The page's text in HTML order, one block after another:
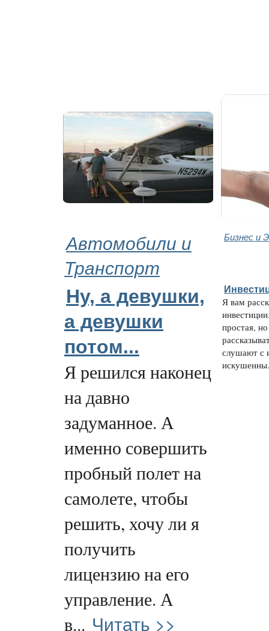
Автомобили и
Транспорт
Бизнес и
Ну, а девушки,
а девушки
потом...
Я решился наконец
на давно
задуманное. А
именно совершить
пробный полет на
самолете, чтобы
решить, хочу ли я
получить
лицензию на его
управление. А
в... Читать >>
Я вам
простая,
слушают с